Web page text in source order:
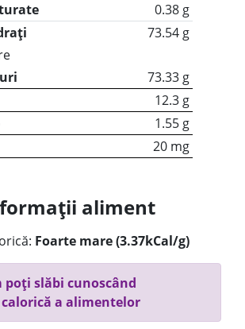
0.38 g
73.54 g
73.33 g
12.3 g
1.55 g
20 mg
aliment
Foarte mare (3.37kCal/g)
poți slăbi cunoscând
a alimentelor